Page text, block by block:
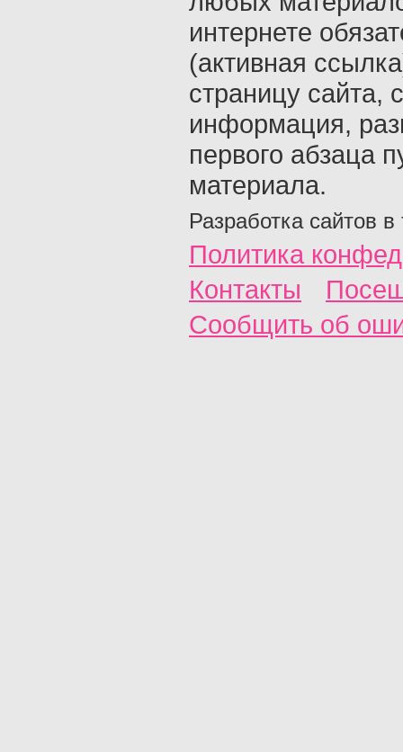
интернете
(активная
страницу сайта,
информация,
первого абзаца
материала.
Разработка сайтов в
Политика
Контакты
Сообщить об